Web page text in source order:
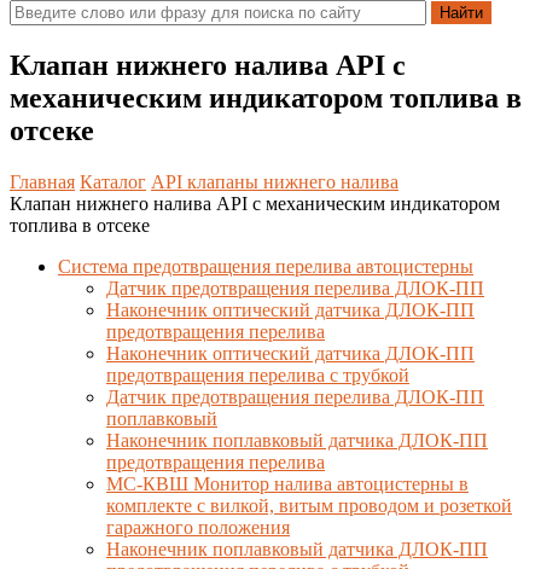
Клапан нижнего налива API с
механическим индикатором топлива в
отсеке
Главная Каталог API клапаны нижнего налива
Клапан нижнего налива API с механическим индикатором
топлива в отсеке
Система предотвращения перелива автоцистерны
Датчик предотвращения перелива ДЛОК-ПП
Наконечник оптический датчика ДЛОК-ПП
предотвращения перелива
Наконечник оптический датчика ДЛОК-ПП
предотвращения перелива с трубкой
Датчик предотвращения перелива ДЛОК-ПП
поплавковый
Наконечник поплавковый датчика ДЛОК-ПП
предотвращения перелива
МС-КВШ Монитор налива автоцистерны в
комплекте с вилкой, витым проводом и розеткой
гаражного положения
Наконечник поплавковый датчика ДЛОК-ПП